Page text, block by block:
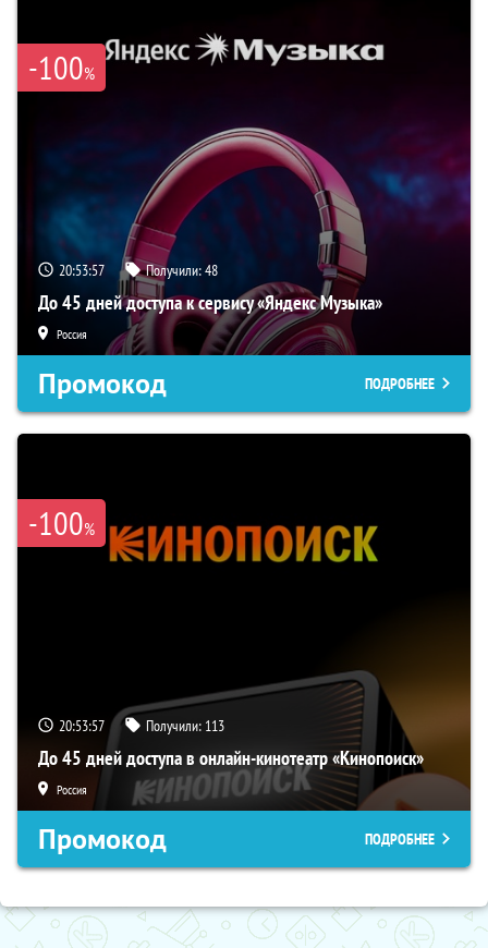
-100%
20:53:56 Получили:48
До 45 дней доступа к сервису «Яндекс Музыка»
Россия
Промокод ПОДРОБНЕЕ
-100%
20:53:56 Получили: 113
До 45 дней доступа в онлайн-кинотеатр «Кинопоиск»
Россия
Промокод ПОДРОБНЕЕ